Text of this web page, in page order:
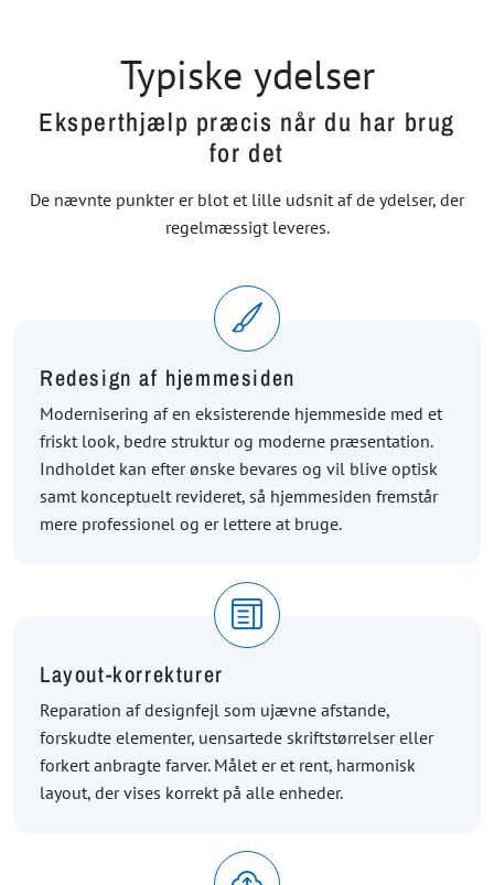
Typiske ydelser
Eksperthjælp præcis når du har brug
for det
De nævnte punkter er blot et lille udsnit af de ydelser, der
regelmæssigt leveres.
Redesign af hjemmesiden
Modernisering af en eksisterende hjemmeside med et
friskt look, bedre struktur og moderne præsentation.
Indholdet kan efter ønske bevares og vil blive optisk
samt konceptuelt revideret, så hjemmesiden fremstår
mere professionel og er lettere at bruge.
Layout-korrekturer
Reparation af designfejl som ujævne afstande,
forskudte elementer, uensartede skriftstørrelser eller
forkert anbragte farver. Målet er et rent, harmonisk
layout, der vises korrekt på alle enheder.